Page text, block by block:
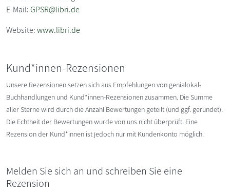
E-Mail:GPSR@libri.de
Website:www.libri.de
Kund*innen-Rezensionen
Unsere Rezensionen setzen sich aus Empfehlungen von genialokal-
Buchhandlungen und Kund*innen-Rezensionen zusammen. Die Summe
aller Sterne wird durch die Anzahl Bewertungen geteilt (und ggf. gerundet).
Die Echtheit der Bewertungen wurde von uns nicht überprüft. Eine
Rezension der Kund*innen ist jedoch nur mit Kundenkonto möglich.
Melden Sie sich an und schreiben Sie eine
Rezension